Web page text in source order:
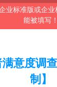
业标准版或企
能被填写！
意度调
制】